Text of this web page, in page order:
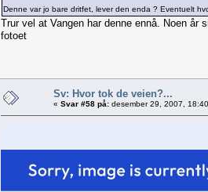
Denne var jo bare dritfet, lever den enda ? Eventuelt
Trur vel at Vangen har denne ennå. Noen
fotoet
Sv: Hvor tok de veien?...
« Svar #58 på: desember 29, 2007,